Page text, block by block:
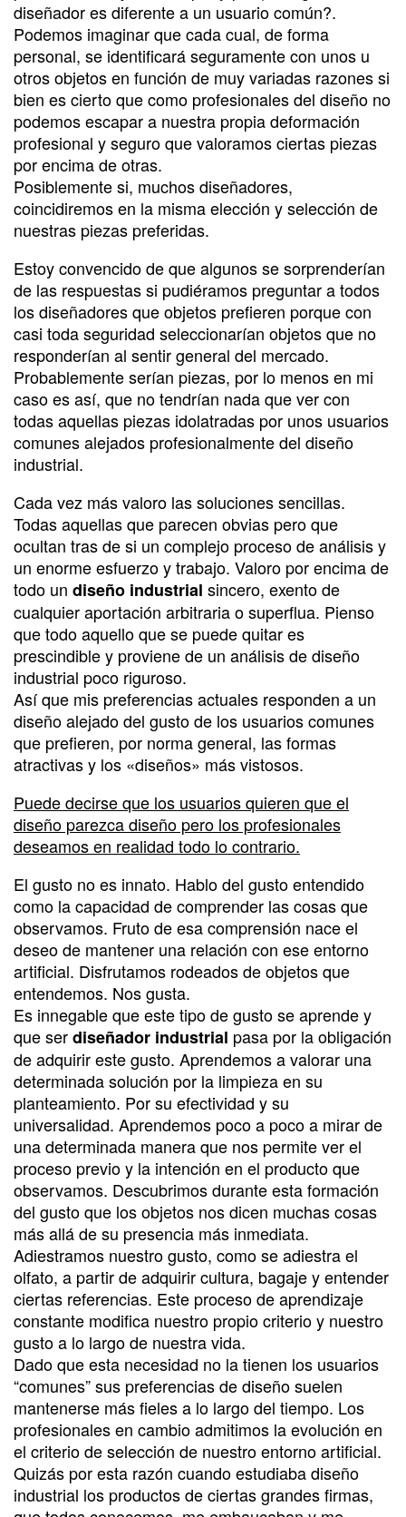
diseñador es diferente a un usuario común?.
Podemos imaginar que cada cual, de forma
personal, se identificará seguramente con unos u
otros objetos en función de muy variadas razones si
bien es cierto que como profesionales del diseño no
podemos escapar a nuestra propia deformación
profesional y seguro que valoramos ciertas piezas
por encima de otras.
Posiblemente si, muchos diseñadores,
coincidiremos en la misma elección y selección de
nuestras piezas preferidas.
Estoy convencido de que algunos se sorprenderían
de las respuestas si pudiéramos preguntar a todos
los diseñadores que objetos prefieren porque con
casi toda seguridad seleccionarían objetos que no
responderían al sentir general del mercado.
Probablemente serían piezas, por lo menos en mi
caso es así, que no tendrían nada que ver con
todas aquellas piezas idolatradas por unos usuarios
comunes alejados profesionalmente del diseño
industrial.
Cada vez más valoro las soluciones sencillas.
Todas aquellas que parecen obvias pero que
ocultan tras de si un complejo proceso de análisis y
un enorme esfuerzo y trabajo. Valoro por encima de
todo un diseño industrial sincero, exento de
cualquier aportación arbitraria o superflua. Pienso
que todo aquello que se puede quitar es
prescindible y proviene de un análisis de diseño
industrial poco riguroso.
Así que mis preferencias actuales responden a un
diseño alejado del gusto de los usuarios comunes
que prefieren, por norma general, las formas
atractivas y los «diseños» más vistosos.
Puede decirse que los usuarios quieren que el
diseño parezca diseño pero los profesionales
deseamos en realidad todo lo contrario.
El gusto no es innato. Hablo del gusto entendido
como la capacidad de comprender las cosas que
observamos. Fruto de esa comprensión nace el
deseo de mantener una relación con ese entorno
artificial. Disfrutamos rodeados de objetos que
entendemos. Nos gusta.
Es innegable que este tipo de gusto se aprende y
que serdiseñador industrial pasa por la obligación
de adquirir este gusto. Aprendemos a valorar una
determinada solución por la limpieza en su
planteamiento. Por su efectividad y su
universalidad. Aprendemos poco a poco a mirar de
una determinada manera que nos permite ver el
proceso previo y la intención en el producto que
observamos. Descubrimos durante esta formación
del gusto que los objetos nos dicen muchas cosas
más allá de su presencia más inmediata.
Adiestramos nuestro gusto, como se adiestra el
olfato, a partir de adquirir cultura, bagaje y entender
ciertas referencias. Este proceso de aprendizaje
constante modifica nuestro propio criterio y nuestro
gusto a lo largo de nuestra vida.
Dado que esta necesidad no la tienen los usuarios
“comunes” sus preferencias de diseño suelen
mantenerse más fieles a lo largo del tiempo. Los
profesionales en cambio admitimos la evolución en
el criterio de selección de nuestro entorno artificial.
Quizás por esta razón cuando estudiaba diseño
industrial los productos de ciertas grandes firmas,